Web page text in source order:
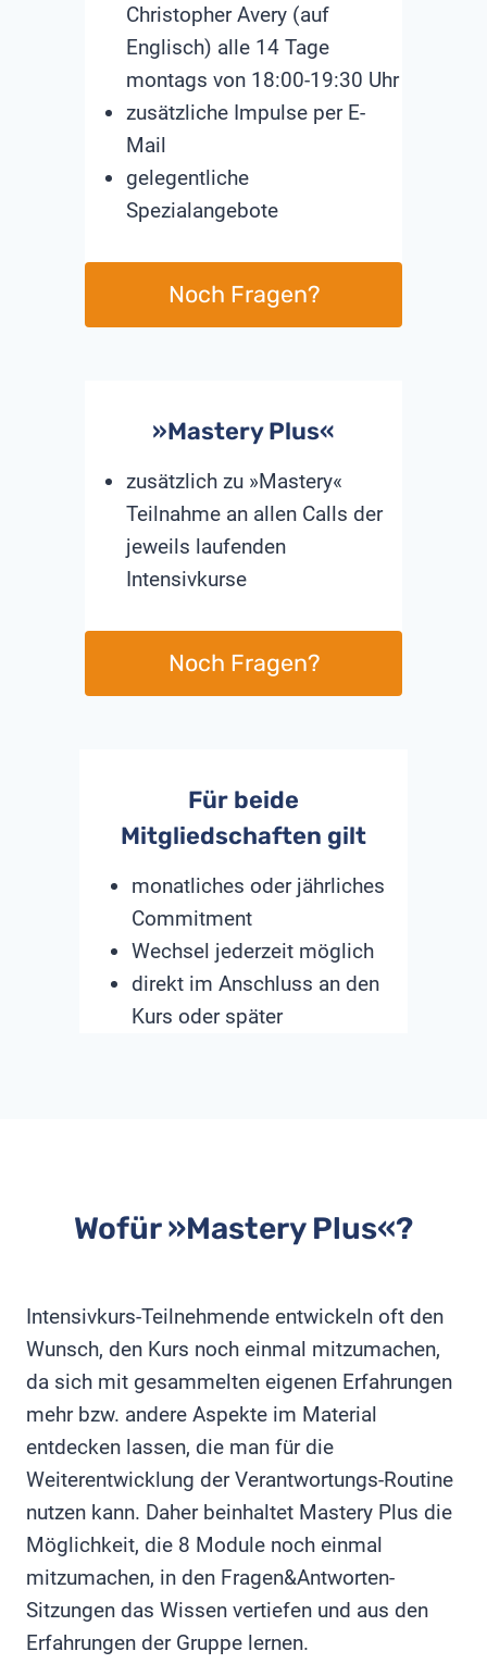
Christopher Avery (auf
Englisch) alle 14 Tage
montags von 18:00-19:30 Uhr
zusätzliche Impulse per E-
Mail
gelegentliche
Spezialangebote
Noch Fragen?
»Mastery Plus«
zusätzlich zu »Mastery«
Teilnahme an allen Calls der
jeweils laufenden
Intensivkurse
Noch Fragen?
Für beide
Mitgliedschaften gilt
monatliches oder jährliches
Commitment
Wechsel jederzeit möglich
direkt im Anschluss an den
Kurs oder später
Wofür »Mastery Plus«?
Intensivkurs-Teilnehmende entwickeln oft den
Wunsch, den Kurs noch einmal mitzumachen,
da sich mit gesammelten eigenen Erfahrungen
mehr bzw. andere Aspekte im Material
entdecken lassen, die man für die
Weiterentwicklung der Verantwortungs-Routine
nutzen kann. Daher beinhaltet Mastery Plus die
Möglichkeit, die 8 Module noch einmal
mitzumachen, in den Fragen&Antworten-
Sitzungen das Wissen vertiefen und aus den
Erfahrungen der Gruppe lernen.